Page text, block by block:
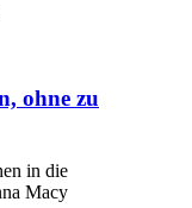
ohne zu
in die
Macy